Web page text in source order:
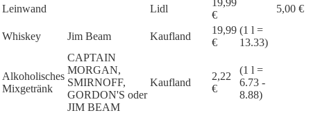
Leinwand Lidl
19,99
€
5,00 €
Whiskey Jim Beam Kaufland
19,99
€
(1 l =
13.33)
Alkoholisches
Mixgetränk
CAPTAIN
MORGAN,
SMIRNOFF,
GORDON'S oder
JIM BEAM
Kaufland
2,22
€
(1 l =
6.73 -
8.88)